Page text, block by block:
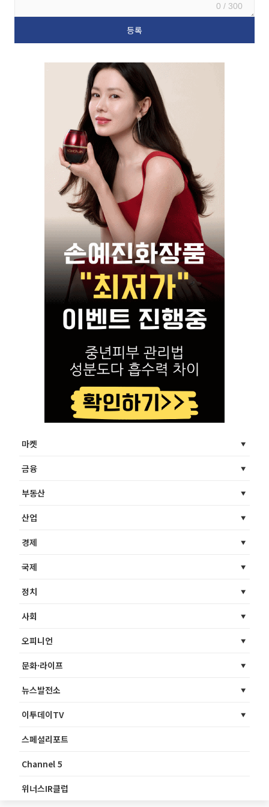
0 / 300
마켓
금융
부동산
산업
경제
국제
정치
사회
오피니언
문화·라이프
뉴스발전소
이투데이TV
스페셜리포트
Channel 5
위너스IR클럽